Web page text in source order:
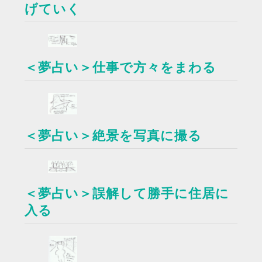
げていく
＜夢占い＞仕事で方々をまわる
＜夢占い＞絶景を写真に撮る
＜夢占い＞誤解して勝手に住居に
入る